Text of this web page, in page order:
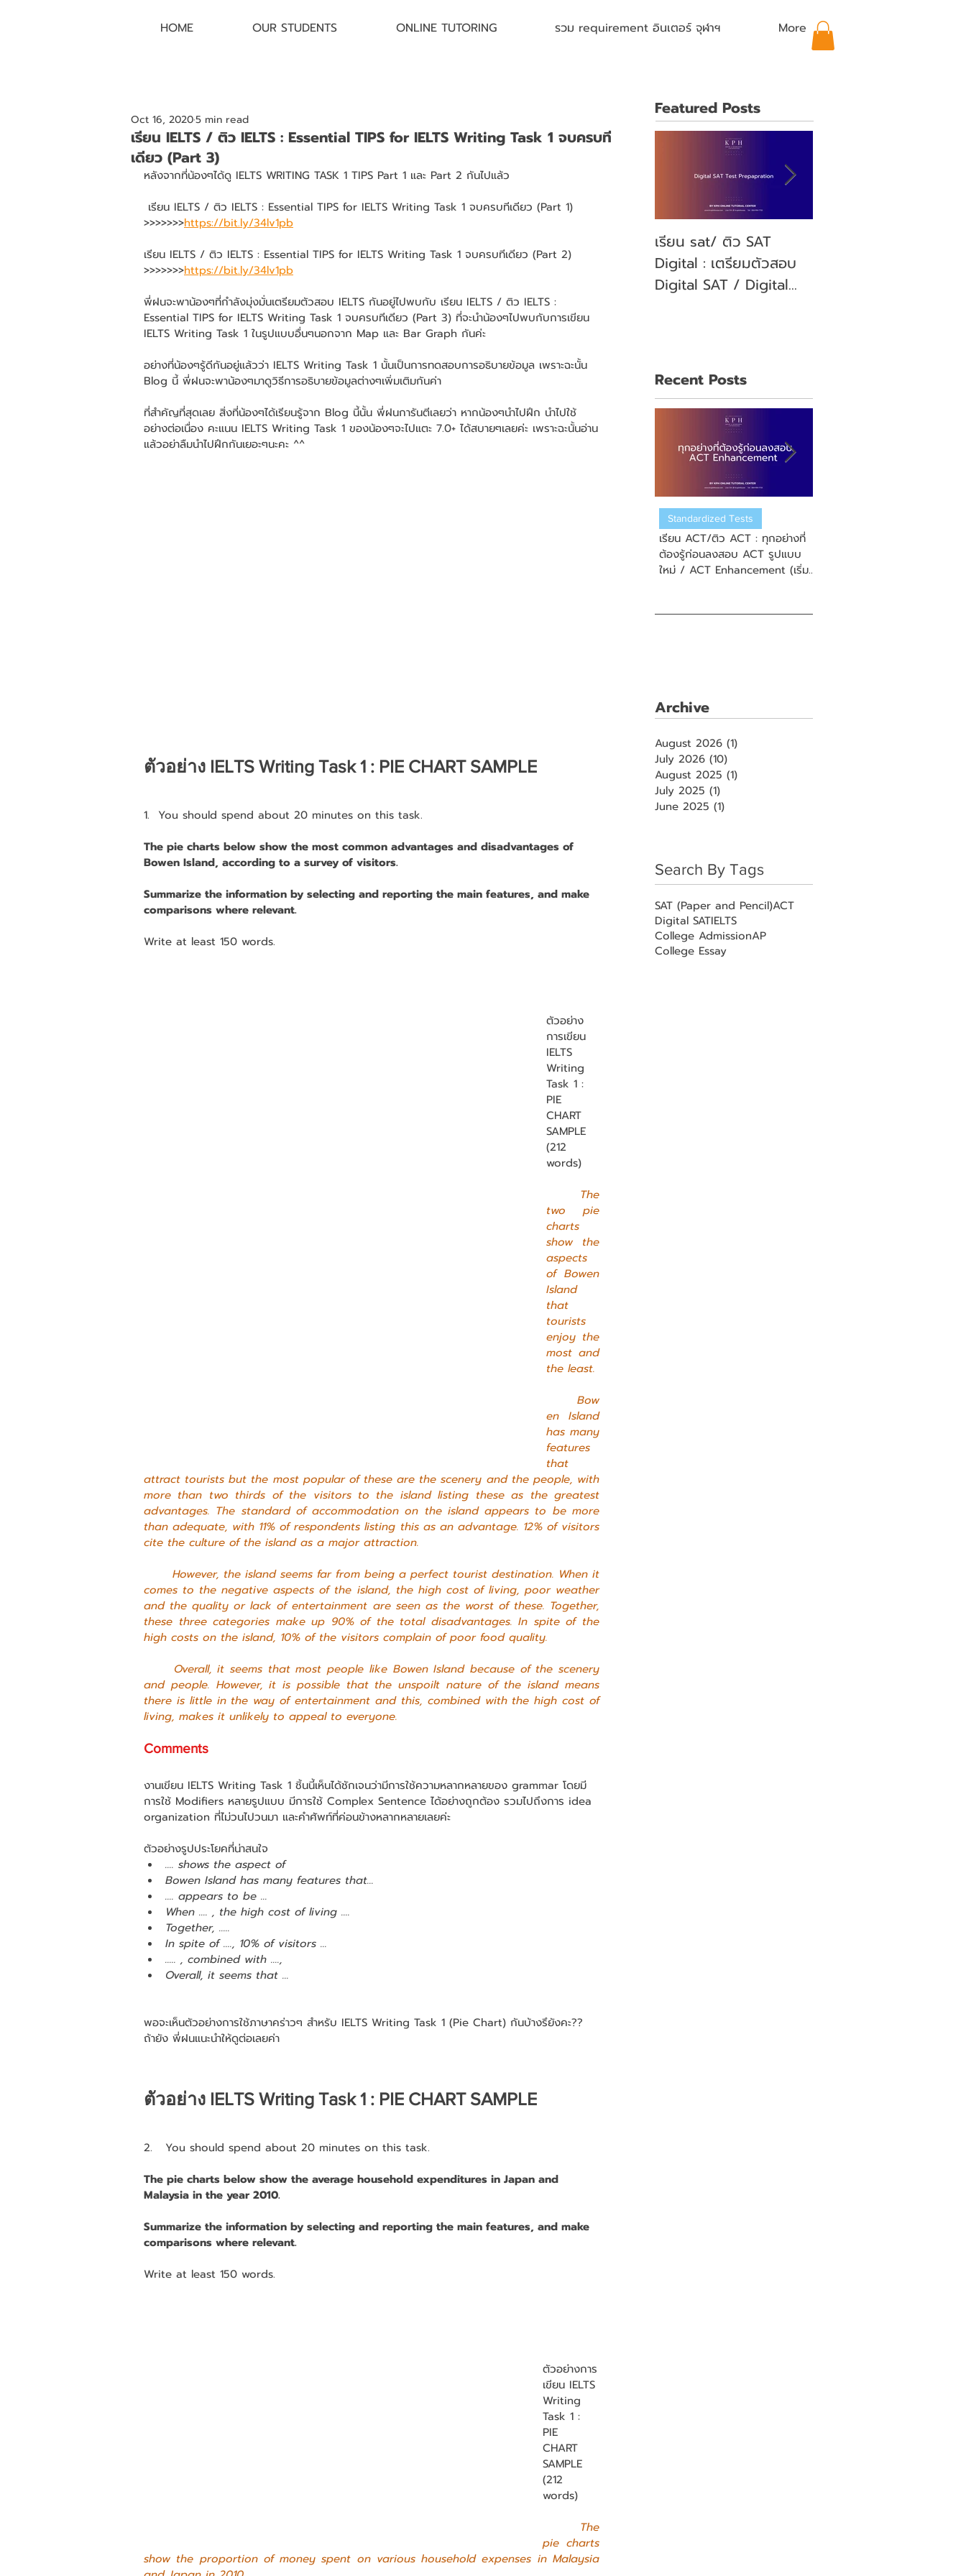
HOME OUR STUDENTS ONLINE TUTORING รวม requirement อินเตอร์ จุฬาฯ More
เรียน IELTS / ติว IELTS : Essential TIPS for IELTS Writing Task 1 จบครบที
เดียว (Part 3)
Oct 16, 20205 min read
หลังจากที่น้องๆได้ดู IELTS WRITING TASK 1 TIPS Part 1 และ Part 2 กันไปแล้ว
>>>>>>>https://bit.ly/34lv1pb
เรียน IELTS / ติว IELTS : Essential TIPS for IELTS Writing Task 1 จบครบทีเดียว (Part 2)
>>>>>>>https://bit.ly/34lv1pb
พี่ฝนจะพาน้องๆที่กำลังมุ่งมั่นเตรียมตัวสอบ IELTS กันอยู่ไปพบกับ เรียน IELTS / ติว IELTS :
Essential TIPS for IELTS Writing Task 1 จบครบทีเดียว (Part 3) ที่จะนำน้องๆไปพบกับการเขียน
IELTS Writing Task 1 ในรูปแบบอื่นๆนอกจาก Map และ Bar Graph กันค่ะ
อย่างที่น้องๆรู้ดีกันอยู่แล้วว่า IELTS Writing Task 1 นั้นเป็นการทดสอบการอธิบายข้อมูล เพราะฉะนั้น
Blog นี้ พี่ฝนจะพาน้องๆมาดูวิธีการอธิบายข้อมูลต่างๆเพิ่มเติมกันค่า
ที่สำคัญที่สุดเลย สิ่งที่น้องๆได้เรียนรู้จาก Blog นี้นั้น พี่ฝนการันตีเลยว่า หากน้องๆนำไปฝึก นำไปใช้
อย่างต่อเนื่อง คะแนน IELTS Writing Task 1 ของน้องๆจะไปแตะ 7.0+ ได้สบายๆเลยค่ะ เพราะฉะนั้นอ่าน
แล้วอย่าลืมนำไปฝึกกันเยอะๆนะคะ ^^
ตัวอย่าง IELTS Writing Task 1 : PIE CHART SAMPLE
1.  You should spend about 20 minutes on this task.
The pie charts below show the most common advantages and disadvantages of
Bowen Island, according to a survey of visitors.
Summarize the information by selecting and reporting the main features, and make
comparisons where relevant.
Write at least 150 words.
ตัวอย่าง
การเขียน
IELTS
Writing
Task 1 :
PIE
CHART
SAMPLE
(212
words)
The
two pie
charts
show the
aspects
of Bowen
Island
that
tourists
enjoy the
most and
the least.
en Island
has many
features
that
attract tourists but the most popular of these are the scenery and the people, with
more than two thirds of the visitors to the island listing these as the greatest
advantages. The standard of accommodation on the island appears to be more
than adequate, with 11% of respondents listing this as an advantage. 12% of visitors
cite the culture of the island as a major attraction.
comes to the negative aspects of the island, the high cost of living, poor weather
and the quality or lack of entertainment are seen as the worst of these. Together,
these three categories make up 90% of the total disadvantages. In spite of the
high costs on the island, 10% of the visitors complain of poor food quality.
and people. However, it is possible that the unspoilt nature of the island means
there is little in the way of entertainment and this, combined with the high cost of
living, makes it unlikely to appeal to everyone.
Comments
งานเขียน IELTS Writing Task 1 ชิ้นนี้เห็นได้ชักเจนว่ามีการใช้ความหลากหลายของ grammar โดยมี
การใช้ Modifiers หลายรูปแบบ มีการใช้ Complex Sentence ได้อย่างถูกต้อง รวมไปถึงการ idea
organization ที่ไม่วนไปวนมา และคำศัพท์ที่ค่อนข้างหลากหลายเลยค่ะ
ตัวอย่างรูปประโยคที่น่าสนใจ
.... shows the aspect of
Bowen Island has many features that...
.... appears to be ...
When .... , the high cost of living ....
Together, .....
In spite of ...., 10% of visitors ...
..... , combined with ....,
Overall, it seems that ...
พอจะเห็นตัวอย่างการใช้ภาษาคร่าวๆ สำหรับ IELTS Writing Task 1 (Pie Chart) กันบ้างรึยังคะ??
ถ้ายัง พี่ฝนแนะนำให้ดูต่อเลยค่า
ตัวอย่าง IELTS Writing Task 1 : PIE CHART SAMPLE
2.   You should spend about 20 minutes on this task.
The pie charts below show the average household expenditures in Japan and
Malaysia in the year 2010.
Summarize the information by selecting and reporting the main features, and make
comparisons where relevant.
Write at least 150 words.
ตัวอย่างการ
เขียน IELTS
Writing
Task 1 :
PIE
CHART
SAMPLE
(212
words)
The
pie charts
show the proportion of money spent on various household expenses in Malaysia
Featured Posts
เรียน sat/ ติว SAT
Digital : เตรียมตัวสอบ
Digital SAT / Digital
Recent Posts
เรียน ACT/ติว ACT : ทุกอย่างที่
ต้องรู้ก่อนลงสอบ ACT รูปแบบ
ใหม่ / ACT Enhancement (เริ่ม
Standardized Tests
Archive
August 2026 (1)
July 2026 (10)
August 2025 (1)
July 2025 (1)
June 2025 (1)
Search By Tags
SAT (Paper and Pencil)ACT
Digital SATIELTS
College AdmissionAP
College Essay